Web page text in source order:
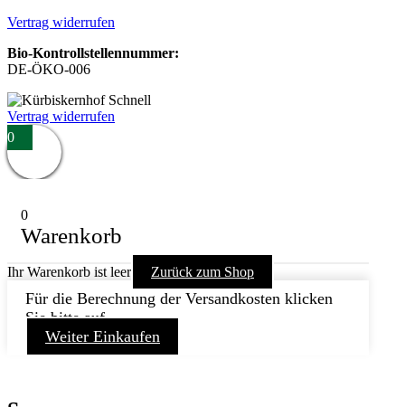
Vertrag widerrufen
Bio-Kontrollstellennummer:
DE-ÖKO-006
Vertrag widerrufen
0
0
Warenkorb
Ihr Warenkorb ist leer Zurück zum Shop
Für die Berechnung der Versandkosten klicken
Sie bitte auf
Weiter Einkaufen